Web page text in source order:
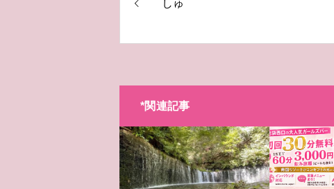
しゅ
*関連記事